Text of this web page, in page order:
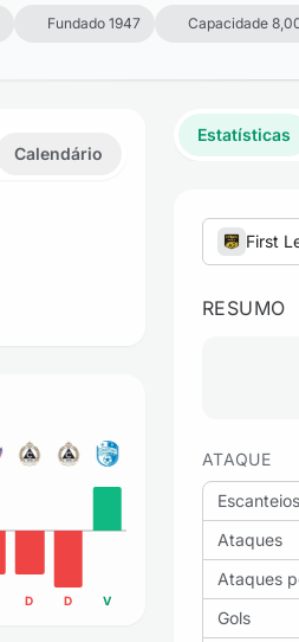
Fundado 1947 Capacidade
Calendário
D D V
Estatísticas
First
RESUMO
ATAQUE
Escanteios
Ataques
Ataques
Gols